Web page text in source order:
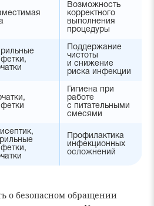
Возможность
корректного
выполнения
процедуры
Поддержание
чистоты
и снижение
риска инфекции
Гигиена при
работе
с питательными
смесями
Профилактика
инфекционных
осложнений
о безопасном обращении